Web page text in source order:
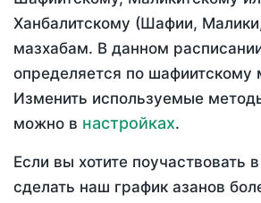
Ханбалитскому (Шафии,
мазхабам. В данном
определяется по шафиитскому
Изменить используемые
можно в настройках.
Если вы хотите поучаствовать
сделать наш график азанов